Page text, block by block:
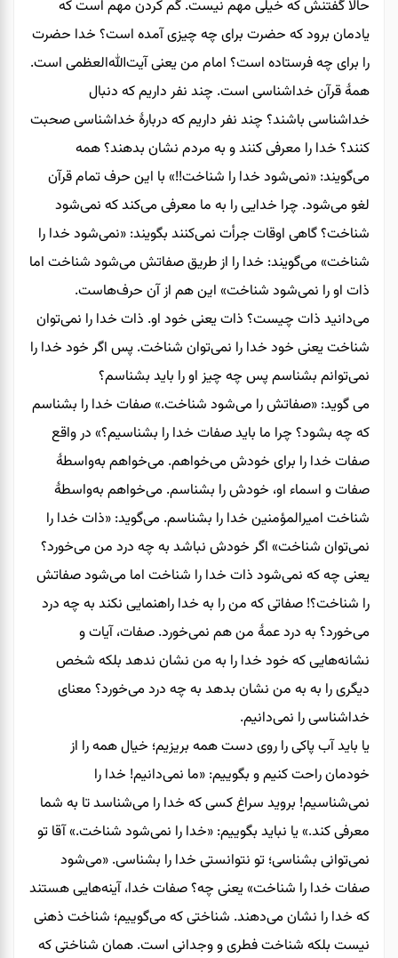
حالا گفتنش که خیلی مهم نیست. گم کردن مهم است که
یادمان برود که حضرت برای چه چیزی آمده است؟ خدا حضرت
را برای چه فرستاده است؟ امام من یعنی آیت‌الله‌العظمی است.
همۀ قرآن خداشناسی است. چند نفر داریم که دنبال
خداشناسی باشند؟ چند نفر داریم که دربارۀ خداشناسی صحبت
کنند؟ خدا را معرفی کنند و به مردم نشان بدهند؟ همه
می‌گویند: «نمی‌شود خدا را شناخت!!» با این حرف تمام قرآن
لغو می‌شود. چرا خدایی را به ما معرفی می‌کند که نمی‌شود
شناخت؟ گاهی اوقات جرأت نمی‌کنند بگویند: «نمی‌شود خدا را
شناخت» می‌گویند: خدا را از طریق صفاتش می‌شود شناخت اما
ذات او را نمی‌شود شناخت» این هم از آن حرف‌هاست.
می‌دانید ذات چیست؟ ذات یعنی خود او. ذات خدا را نمی‌توان
شناخت یعنی خود خدا را نمی‌توان شناخت. پس اگر خود خدا را
نمی‌توانم بشناسم پس چه چیز او را باید بشناسم؟
می گوید: «صفاتش را می‌شود شناخت.» صفات خدا را بشناسم
که چه بشود؟ چرا ما باید صفات خدا را بشناسیم؟» در واقع
صفات خدا را برای خودش می‌خواهم. می‌خواهم به‌واسطۀ
صفات و اسماء او، خودش را بشناسم. می‌خواهم به‌واسطۀ
شناخت امیرالمؤمنین خدا را بشناسم. می‌گوید: «ذات خدا را
نمی‌توان شناخت» اگر خودش نباشد به چه درد من می‌خورد؟
یعنی چه که نمی‌شود ذات خدا را شناخت اما می‌شود صفاتش
را شناخت؟! صفاتی که من را به خدا راهنمایی نکند به چه درد
می‌خورد؟ به درد عمۀ من هم نمی‌خورد. صفات، آیات و
نشانه‌هایی که خود خدا را به من نشان ندهد بلکه شخص
دیگری را به به من نشان بدهد به چه درد می‌خورد؟ معنای
خداشناسی را نمی‌دانیم.
یا باید آب پاکی را روی دست همه بریزیم؛ خیال همه را از
خودمان راحت کنیم و بگوییم: «ما نمی‌‌دانیم! خدا را
نمی‌شناسیم! بروید سراغ کسی که خدا را می‌شناسد تا به شما
معرفی کند.» یا نباید بگوییم: «خدا را نمی‌شود شناخت.» آقا تو
نمی‌توانی بشناسی؛ تو نتوانستی خدا را بشناسی. «می‌شود
صفات خدا را شناخت» یعنی چه؟ صفات خدا، آینه‌هایی هستند
که خدا را نشان می‌دهند. شناختی که می‌گوییم؛ شناخت ذهنی
نیست بلکه شناخت فطری و وجدانی است. همان شناختی که